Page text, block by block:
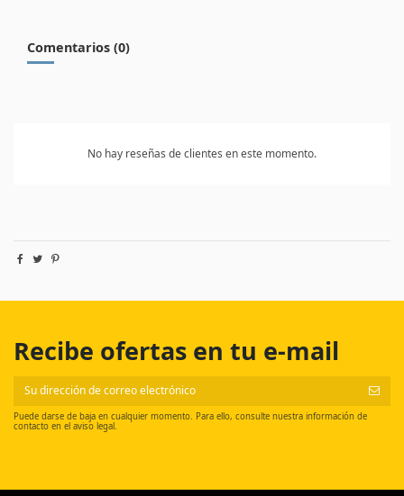
Comentarios (0)
No hay reseñas de clientes en este momento.
Recibe ofertas en tu e-mail
Puede darse de baja en cualquier momento. Para ello, consulte nuestra información de
contacto en el aviso legal.